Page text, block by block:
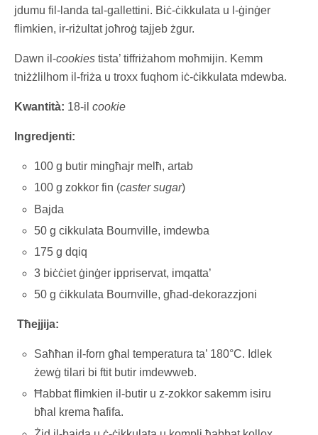
jdumu fil-landa tal-gallettini. Biċ-ċikkulata u l-ġinġer
flimkien, ir-riżultat joħroġ tajjeb żgur.
Dawn il-cookies tista’ tiffriżahom moħmijin. Kemm
tniżżlilhom il-friża u troxx fuqhom iċ-ċikkulata mdewba.
Kwantità: 18-il cookie
Ingredjenti:
100 g butir mingħajr melħ, artab
100 g zokkor fin (caster sugar)
Bajda
50 g cikkulata Bournville, imdewba
175 g dqiq
3 biċċiet ġinġer ippriservat, imqatta’
50 g ċikkulata Bournville, għad-dekorazzjoni
Tħejjija:
Saħħan il-forn għal temperatura ta’ 180°C. Idlek
żewġ tilari bi ftit butir imdewweb.
Ħabbat flimkien il-butir u z-zokkor sakemm isiru
bħal krema ħafifa.